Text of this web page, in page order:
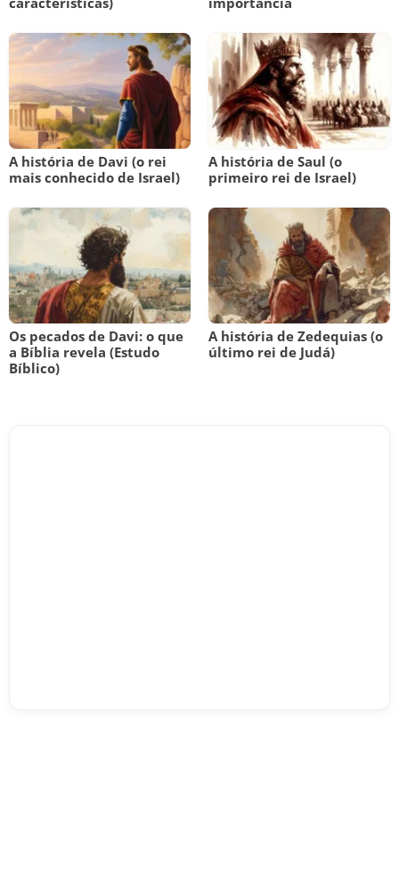
A história de Davi (o rei
mais conhecido de Israel)
A história de Saul (o
primeiro rei de Israel)
Os pecados de Davi: o que
a Bíblia revela (Estudo
Bíblico)
A história de Zedequias (o
último rei de Judá)